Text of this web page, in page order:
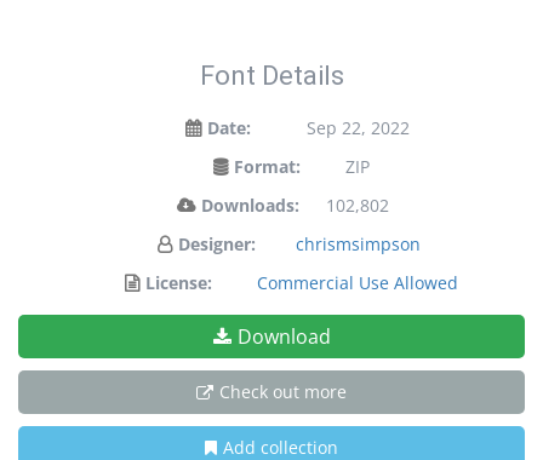
Font Details
Date:
Sep 22, 2022
Format:
ZIP
Downloads:
102,802
Designer:
chrismsimpson
License:
Commercial Use Allowed
Download
Check out more
Add collection